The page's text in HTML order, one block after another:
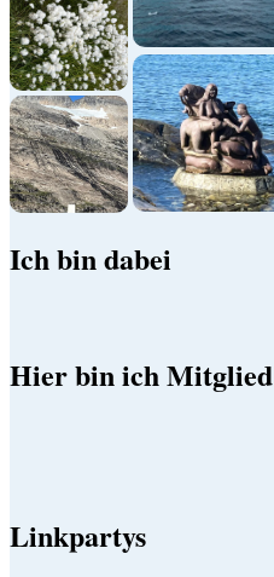
Ich bin dabei
Hier bin ich Mitglied
Linkpartys